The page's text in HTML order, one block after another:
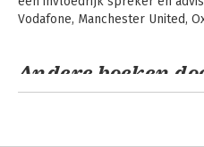
Vodafone, Manchester United,
Andere boeken